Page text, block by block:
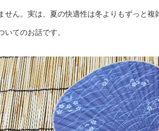
せん。実は、夏の快適性は冬よりもずっと
てのお話です。